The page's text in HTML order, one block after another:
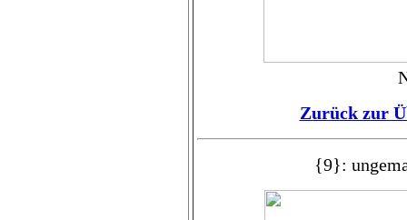
Zurück zur
{9}: